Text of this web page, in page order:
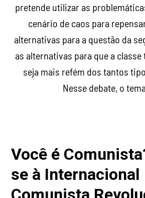
pretende utilizar as
cenário de caos para
alternativas para a questão da
as alternativas para que a
seja mais refém dos tantos
Nesse debate, o